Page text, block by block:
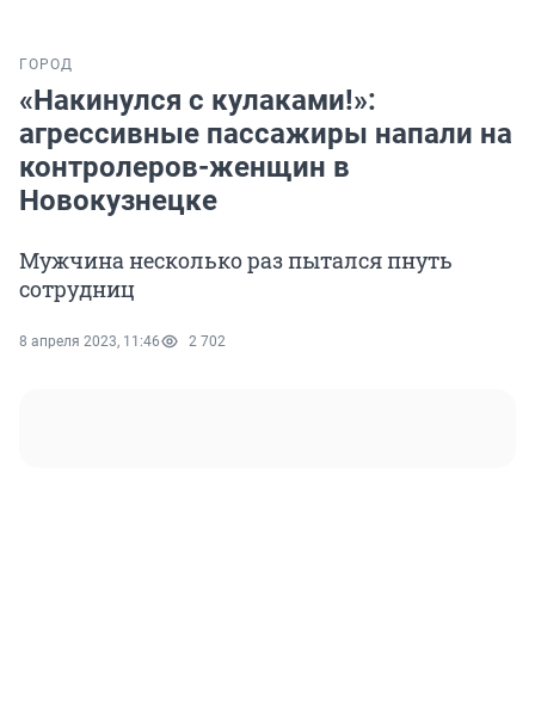
ГОРОД
«Накинулся с кулаками!»:
агрессивные пассажиры напали на
контролеров-женщин в
Новокузнецке
Мужчина несколько раз пытался пнуть
сотрудниц
8 апреля 2023, 11:46 2 702